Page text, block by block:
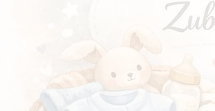
Anzeige aufgeben